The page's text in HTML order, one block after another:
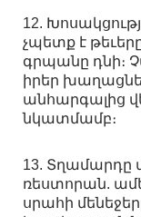
12.
չպետք է
գրպանը դնի։
իրեր
անհարգալից
նկատմամբ։
13. Տղամարդը
ռեստորան.
սրահի